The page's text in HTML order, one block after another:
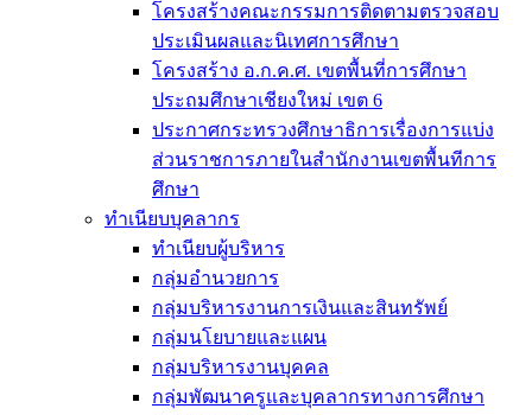
โครงสร้างคณะกรรมการติดตามตรวจสอบ
ประเมินผลและนิเทศการศึกษา
โครงสร้าง อ.ก.ค.ศ. เขตพื้นที่การศึกษา
ประถมศึกษาเชียงใหม่ เขต 6
ประกาศกระทรวงศึกษาธิการเรื่องการแบ่ง
ส่วนราชการภายในสำนักงานเขตพื้นทีการ
ศึกษา
ทำเนียบบุคลากร
ทำเนียบผู้บริหาร
กลุ่มอำนวยการ
กลุ่มบริหารงานการเงินและสินทรัพย์
กลุ่มนโยบายและแผน
กลุ่มบริหารงานบุคคล
กลุ่มพัฒนาครูและบุคลากรทางการศึกษา